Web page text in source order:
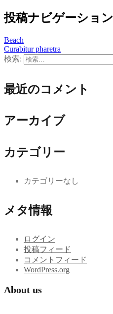
投稿ナビゲーション
Beach
Curabitur pharetra
検索:
最近のコメント
アーカイブ
カテゴリー
カテゴリーなし
メタ情報
ログイン
投稿フィード
コメントフィード
WordPress.org
About us